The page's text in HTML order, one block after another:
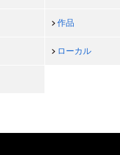
作品
ローカル